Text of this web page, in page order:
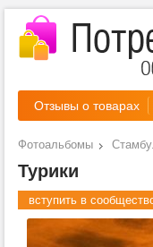
Отзывы о товарах
Фотоальбомы
Турики
вступить в